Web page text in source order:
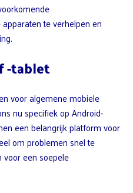
te verhelpen en
-tablet
voor algemene mobiele
nu specifiek op Android-
een belangrijk platform voor
om problemen snel te
een soepele